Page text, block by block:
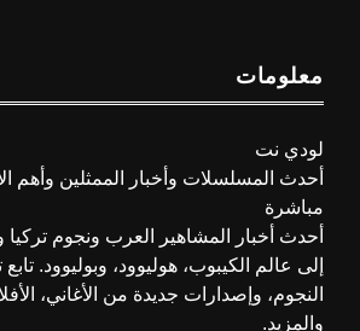
معلومات
لودي نت
أحدث المسلسلات وأخبار الممثلين وأهم
مباشرة
أحدث أخبار المشاهير العرب ونجوم تركيا
إلى عالم الكيبوب، هوليوود، وبوليوود.
النجوم، وإصدارات جديدة من الأغاني،
والمزيد.